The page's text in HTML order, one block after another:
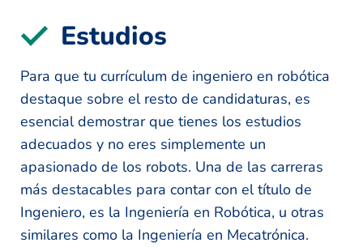
Estudios
Para que tu currículum de ingeniero en robótica
destaque sobre el resto de candidaturas, es
esencial demostrar que tienes los estudios
adecuados y no eres simplemente un
apasionado de los robots. Una de las carreras
más destacables para contar con el título de
Ingeniero, es la Ingeniería en Robótica, u otras
similares como la Ingeniería en Mecatrónica.